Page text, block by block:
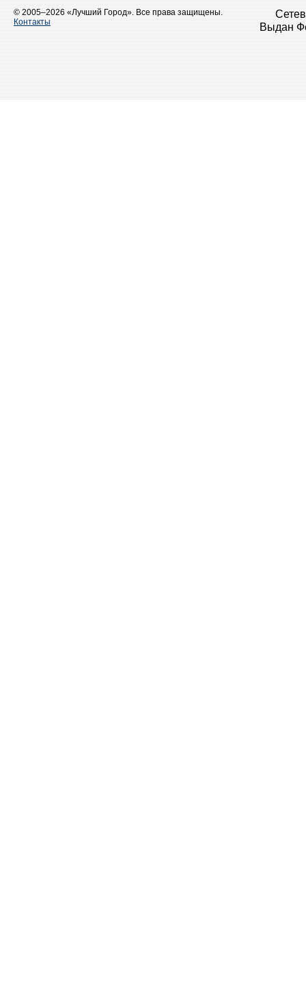
© 2005–2026 «Лучший Город». Все права защищены.
Контакты
Выдан